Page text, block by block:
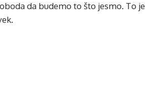
da budemo to što jesmo. To je